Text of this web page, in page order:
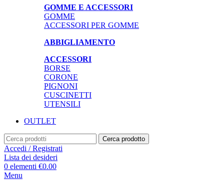
GOMME E ACCESSORI
GOMME
ACCESSORI PER GOMME
ABBIGLIAMENTO
ACCESSORI
BORSE
CORONE
PIGNONI
CUSCINETTI
UTENSILI
OUTLET
Cerca prodotto
Accedi / Registrati
Lista dei desideri
0 elementi €0.00
Menu